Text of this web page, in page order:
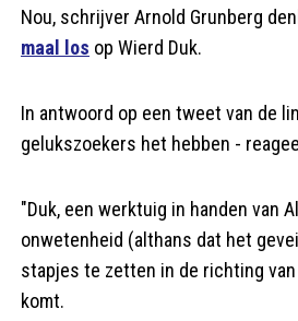
Nou, schrijver Arnold Grunberg
maal los op Wierd Duk.
In antwoord op een tweet van de
gelukszoekers het hebben -
"Duk, een werktuig in handen van
onwetenheid (althans dat het
stapjes te zetten in de richting
komt.